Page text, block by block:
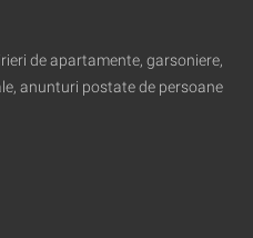
de apartamente, garsoniere,
anunturi postate de persoane